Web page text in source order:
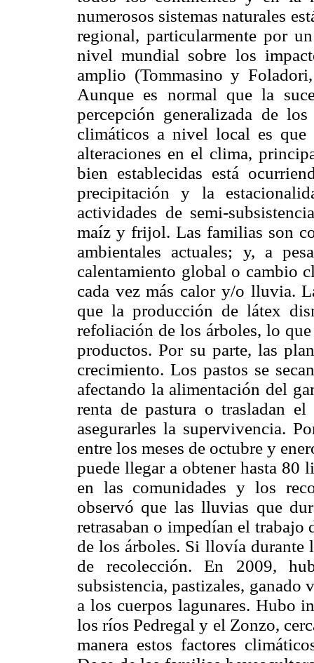
numerosos sistemas naturales
regional, particularmente por
nivel mundial sobre los
amplio (Tommasino y
Aunque es normal que la
percepción generalizada de
climáticos a nivel local es que
alteraciones en el clima,
bien establecidas está
precipitación y la
actividades de semi-
maíz y frijol. Las familias son
ambientales actuales; y, a
calentamiento global o cambio
cada vez más calor y/o lluvia.
que la producción de látex
refoliación de los árboles, lo
productos. Por su parte, las
crecimiento. Los pastos se
afectando la alimentación del
renta de pastura o trasladan
asegurarles la supervivencia.
entre los meses de octubre y
puede llegar a obtener hasta 80
en las comunidades y los
observó que las lluvias que
retrasaban o impedían el trabajo
de los árboles. Si llovía durante
de recolección. En 2009,
subsistencia, pastizales, ganado
a los cuerpos lagunares. Hubo
los ríos Pedregal y el Zonzo,
manera estos factores